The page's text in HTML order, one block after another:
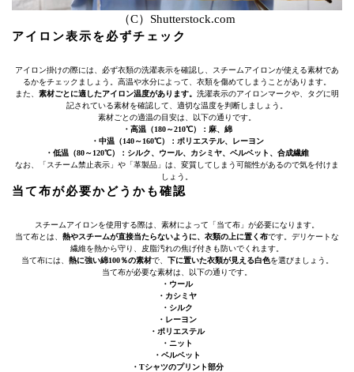
（C）Shutterstock.com
アイロン表示を必ずチェック
アイロン掛けの際には、必ず衣類の洗濯表示を確認し、スチームアイロンが使える素材であ
るかをチェックましょう。高温や水分によって、衣類を傷めてしまうことがあります。
また、 素材ごとに適したアイロン温度があります。 洗濯表示のアイロンマークや、タグに明
記されている素材を確認して、適切な温度を判断しましょう。
素材ごとの適温の目安は、以下の通りです。
・高温（180～210℃）：麻、綿
・中温（140～160℃）：ポリエステル、レーヨン
・低温（80～120℃）：シルク、ウール、カシミヤ、ベルベット、合成繊維
なお、「スチーム禁止表示」や「革製品」は、変質してしまう可能性があるので気を付けま
しょう。
当て布が必要かどうかも確認
スチームアイロンを使用する際は、素材によって「当て布」が必要になります。
当て布とは、 熱やスチームが直接当たらないように、衣類の上に置く布です。デリケートな
繊維を熱から守り、皮脂汚れの焦げ付きも防いでくれます。
当て布には、 熱に強い綿100％の素材で、 下に置いた衣類が見える白色を選びましょう。
当て布が必要な素材は、以下の通りです。
・ウール
・カシミヤ
・シルク
・レーヨン
・ポリエステル
・ニット
・ベルベット
・Tシャツのプリント部分